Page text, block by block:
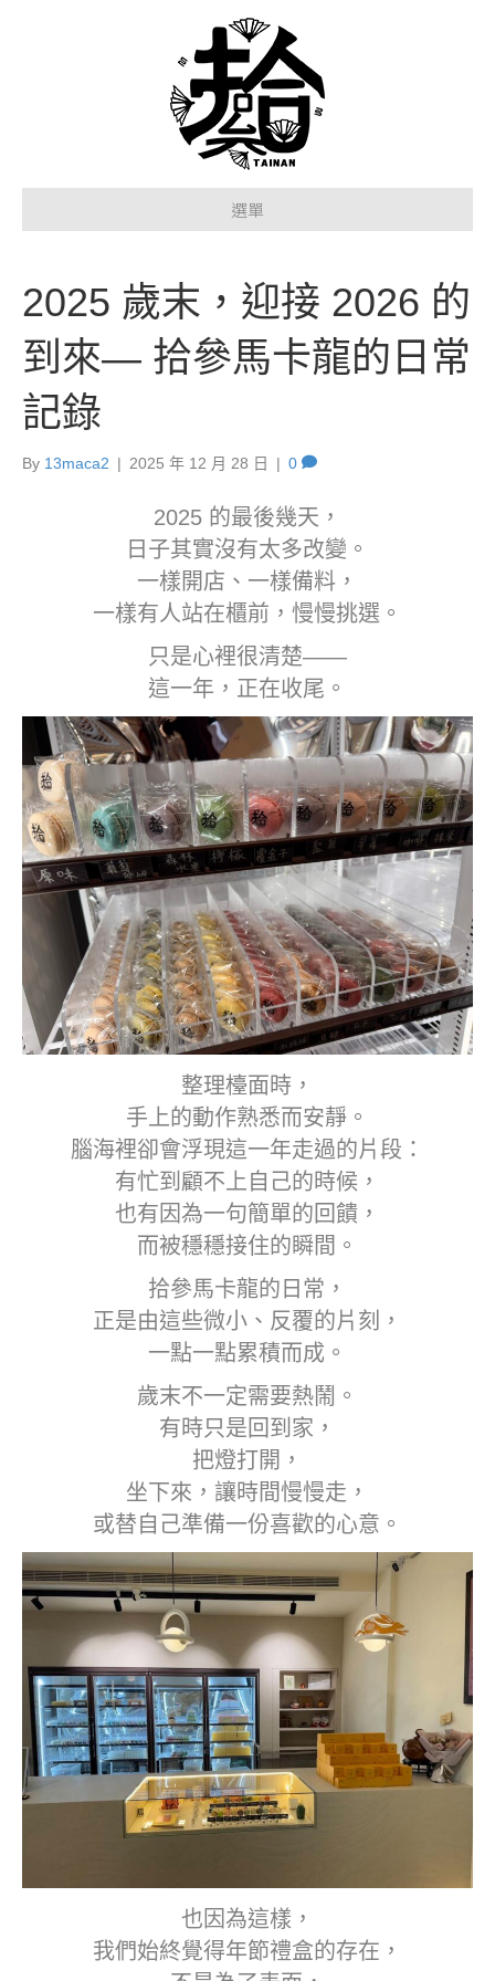
選單
2025 歲末，迎接 2026 的
到來— 拾參馬卡龍的日常
記錄
By 13maca2 | 2025 年 12 月 28 日 | 0
2025 的最後幾天，
日子其實沒有太多改變。
一樣開店、一樣備料，
一樣有人站在櫃前，慢慢挑選。
只是心裡很清楚——
這一年，正在收尾。
整理檯面時，
手上的動作熟悉而安靜。
腦海裡卻會浮現這一年走過的片段：
有忙到顧不上自己的時候，
也有因為一句簡單的回饋，
而被穩穩接住的瞬間。
拾參馬卡龍的日常，
正是由這些微小、反覆的片刻，
一點一點累積而成。
歲末不一定需要熱鬧。
有時只是回到家，
把燈打開，
坐下來，讓時間慢慢走，
或替自己準備一份喜歡的心意。
也因為這樣，
我們始終覺得年節禮盒的存在，